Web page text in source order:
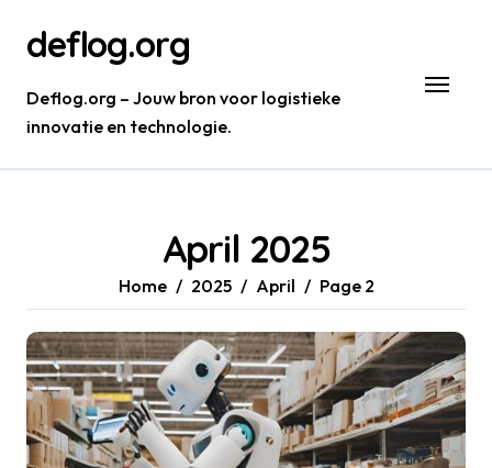
content
deflog.org
Deflog.org – Jouw bron voor logistieke
innovatie en technologie.
April 2025
Home 2025 April Page 2